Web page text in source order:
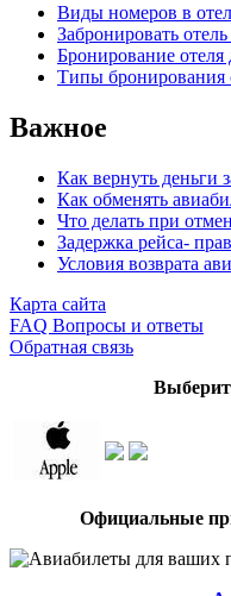
Виды номеров в
Забронировать
Бронирование отеля
Типы бронирования
Важное
Как вернуть деньги
Как обменять
Что делать при
Задержка рейса-
Условия возврата
Карта сайта
FAQ Вопросы и ответы
Обратная связь
Официальные